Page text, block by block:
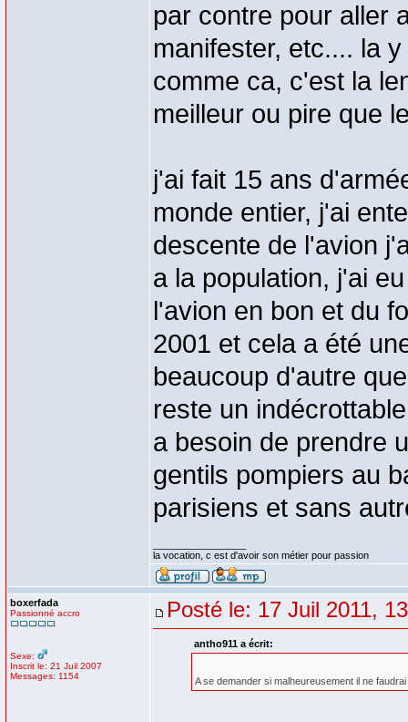
par contre pour aller
manifester, etc.... la
comme ca, c'est la
meilleur ou pire que
j'ai fait 15 ans
monde entier, j'ai
descente de l'avion
a la population, j'ai
l'avion en bon et du
2001 et cela a été
beaucoup d'autre
reste un
a besoin de prendre
gentils pompiers au
parisiens et sans
la vocation, c est d'avoir son métier pour passion
boxerfada
Passionné accro
Sexe:
Inscrit le: 21 Juil 2007
Messages: 1154
Posté le: 17 Juil 2011,
antho911 a écrit:
A se demander si malheureusement il ne